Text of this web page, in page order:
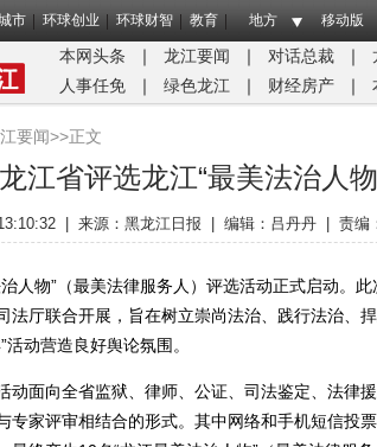
市 环球创业 环球财智 教育 地方 移动版
本网头条 ｜ 龙江要闻 ｜ 对话总裁 ｜
人事任免
｜ 绿色龙江 ｜ 财经房产 ｜
要闻>>正文
江省评选龙江“最美法治人物
来源： 黑龙江日报 编辑：吕丹丹 责编
物”（最美法律服务人）评选活动正式启动。此
法厅联合开展，旨在树立崇尚法治、践行法治、
动营造良好舆论氛围。
面向全省监狱、律师、公证、司法鉴定、法律
专家评审相结合的形式。其中网络和手机短信投